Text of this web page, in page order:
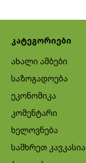
კატეგორიები
ახალი ამბები
საზოგადოება
ეკონომიკა
კომენტარი
ხელოვნება
სამხრეთ კავკასია